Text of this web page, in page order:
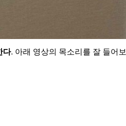
다. 아래 영상의 목소리를 잘 들어